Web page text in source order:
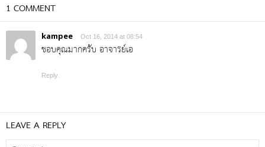
1 COMMENT
kampee Oct 16, 2014 at 08:54
ชอบคุณมากครับ อาจารย์เอ
Reply
LEAVE A REPLY